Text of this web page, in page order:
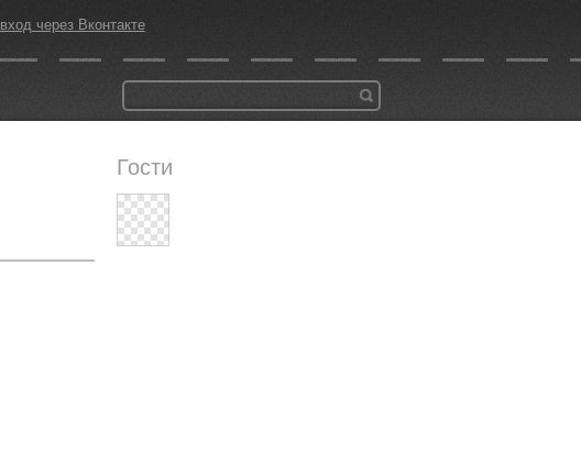
вход через Вконтакте
Гости